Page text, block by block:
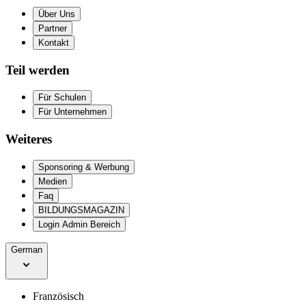
Über Uns
Partner
Kontakt
Teil werden
Für Schulen
Für Unternehmen
Weiteres
Sponsoring & Werbung
Medien
Faq
BILDUNGSMAGAZIN
Login Admin Bereich
German
Französisch